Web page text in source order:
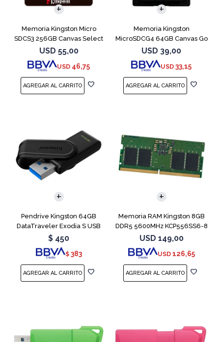
Memoria Kingston Micro
SDCS3 256GB Canvas Select
Plus
USD 55,00
USD 46,75
Memoria Kingston
MicroSDCG4 64GB Canvas Go
Plus V30
USD 39,00
USD 33,15
Pendrive Kingston 64GB
DataTraveler Exodia S USB
3.2
$ 450
$ 383
Memoria RAM Kingston 8GB
DDR5 5600MHz KCP556SS6-8
SODIMM
USD 149,00
USD 126,65